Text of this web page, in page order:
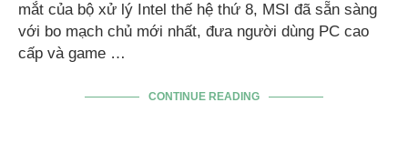
mắt của bộ xử lý Intel thế hệ thứ 8, MSI đã sẵn sàng
với bo mạch chủ mới nhất, đưa người dùng PC cao
cấp và game …
CONTINUE READING